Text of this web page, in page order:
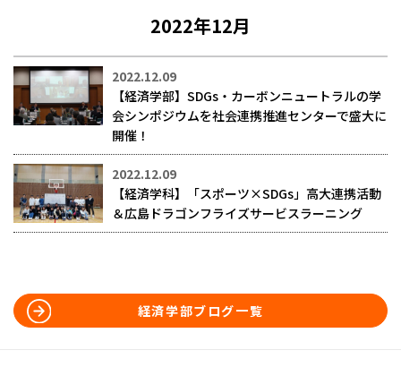
2022年12月
2022.12.09
【経済学部】SDGs・カーボンニュートラルの学
会シンポジウムを社会連携推進センターで盛大に
開催！
2022.12.09
【経済学科】「スポーツ×SDGs」高大連携活動
＆広島ドラゴンフライズサービスラーニング
経済学部ブログ一覧